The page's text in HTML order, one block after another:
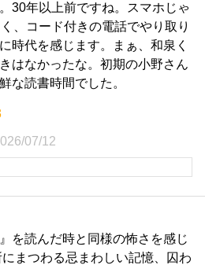
30年以上前ですね。スマホじゃ
、コード付きの電話でやり取り
時代を感じます。まぁ、和泉く
はなかったな。初期の小野さん
な読書時間でした。
07/12
を読んだ時と同様の怖さを感じ
まつわる忌まわしい記憶、囚わ